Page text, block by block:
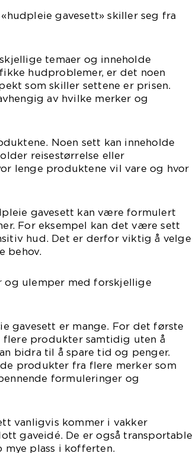
gavesett» skiller seg fra
temaer og inneholde
hudproblemer, er det noen
som skiller settene er prisen.
av hvilke merker og
Noen sett kan inneholde
reisestørrelse eller
lenge produktene vil vare og hvor
gavesett kan være formulert
For eksempel kan det være sett
hud. Det er derfor viktig å velge
behov.
og ulemper med forskjellige
gavesett er mange. For det første
produkter samtidig uten å
bidra til å spare tid og penger.
produkter fra flere merker som
formuleringer og
vanligvis kommer i vakker
gaveidé. De er også transportable
mye plass i kofferten.